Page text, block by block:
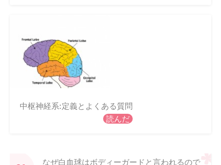
中枢神経系:定義とよくある質問
読んだ
なぜ白血球はボディーガードと言われるので